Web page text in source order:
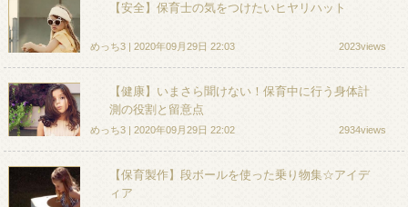
【安全】保育士の気をつけたいヒヤリハット
めっち3 | 2020年09月29日 22:03 2023views
【健康】いまさら聞けない！保育中に行う身体計
測の役割と留意点
めっち3 | 2020年09月29日 22:02 2934views
【保育製作】段ボールを使った乗り物集☆アイデ
ィア